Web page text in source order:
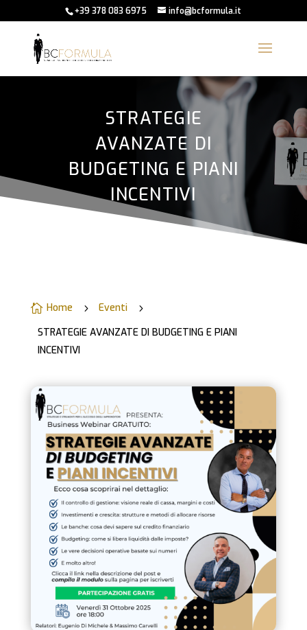
+39 378 083 6975 info@bcformula.it
STRATEGIE
AVANZATE DI
BUDGETING E PIANI
INCENTIVI
 Home 5 Eventi 5
STRATEGIE AVANZATE DI BUDGETING E PIANI
INCENTIVI